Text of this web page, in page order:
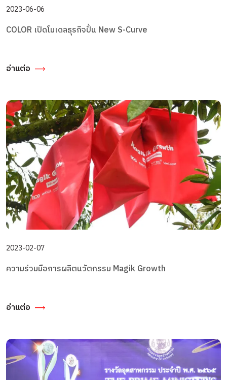
2023-06-06
COLOR เปิดโมเดลธุรกิจปั้น New S-Curve
อ่านต่อ
2023-02-07
ความร่วมมือการผลิตนวัตกรรม Magik Growth
อ่านต่อ